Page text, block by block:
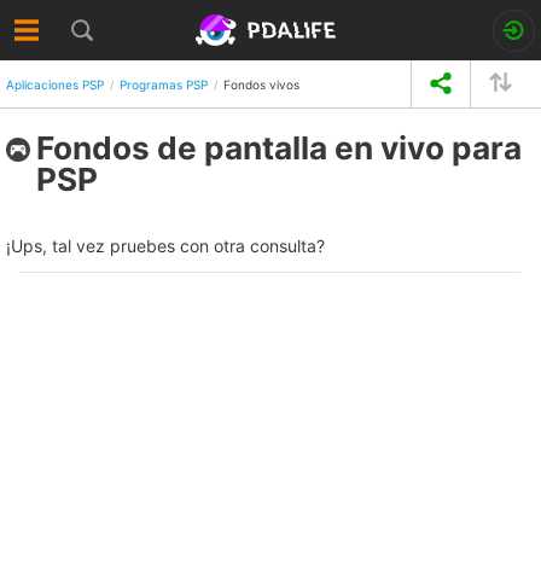
Aplicaciones PSP Programas PSP Fondos vivos
Fondos de pantalla en vivo para
PSP
¡Ups, tal vez pruebes con otra consulta?